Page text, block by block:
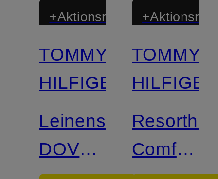
+Aktionsrabatt
TOMMY
HILFIGER
Leinenshorts
DOVER
TOMMY
Comfort